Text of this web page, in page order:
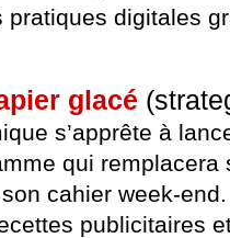
pratiques digitales
glacé
s’apprête à
qui remplacera
cahier week-
publicitaires